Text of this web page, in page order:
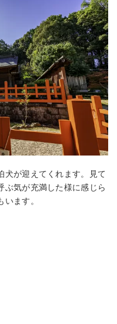
犬が迎えてくれます。見て
ぶ気が充満した様に感じら
ます。